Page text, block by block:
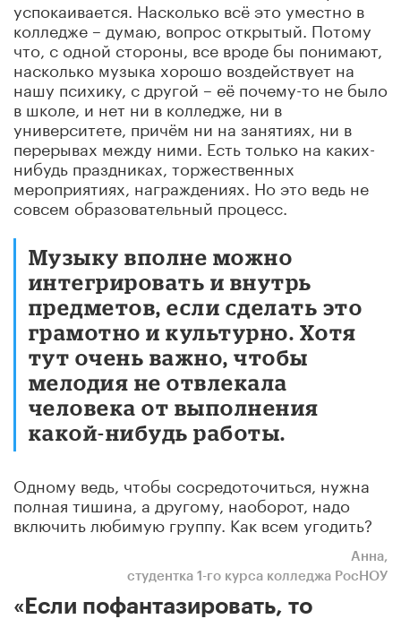
успокаивается. Насколько всё это уместно в
колледже – думаю, вопрос открытый. Потому
что, с одной стороны, все вроде бы понимают,
насколько музыка хорошо воздействует на
нашу психику, с другой – её почему-то не было
в школе, и нет ни в колледже, ни в
университете, причём ни на занятиях, ни в
перерывах между ними. Есть только на каких-
нибудь праздниках, торжественных
мероприятиях, награждениях. Но это ведь не
совсем образовательный процесс.
Музыку вполне можно
интегрировать и внутрь
предметов, если сделать это
грамотно и культурно. Хотя
тут очень важно, чтобы
мелодия не отвлекала
человека от выполнения
какой-нибудь работы.
Одному ведь, чтобы сосредоточиться, нужна
полная тишина, а другому, наоборот, надо
включить любимую группу. Как всем угодить?
Анна,
студентка 1-го курса колледжа РосНОУ
«Если пофантазировать, то